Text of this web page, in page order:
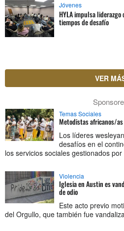
Jóvenes
HYLA impulsa
tiempos de desafío
VER
Temas Sociales
Metodistas africanos/
Los líderes
desafíos en el
los servicios sociales gestionados por
Violencia
Iglesia en Austin es
de odio
Este acto previo
del Orgullo, que también fue